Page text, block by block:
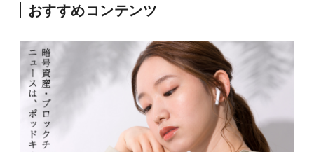
おすすめコンテンツ